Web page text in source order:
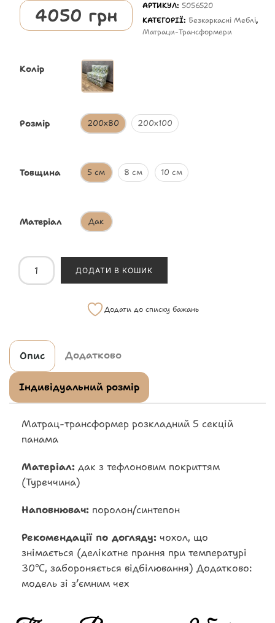
4050 грн АРТИКУЛ: 5056520
КАТЕГОРІЇ: Безкаркасні Меблі,
Матраци-Трансформери
Колір
Розмір 200х80 200х100
Товщина 5 см 8 см 10 см
Матеріал Дак
ДОДАТИ В КОШИК
Додати до списку бажань
Опис Додатково
Індивідуальний розмір
Матрац-трансформер розкладний 5 секцій
панама
Матеріал: дак з тефлоновим покриттям
(Туреччина)
Наповнювач: поролон/синтепон
Рекомендації по догляду: чохол, що
знімається (делікатне прання при температурі
30℃, забороняється відбілювання) Додатково:
модель зі зʼємним чех